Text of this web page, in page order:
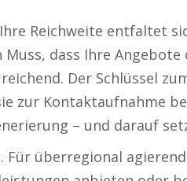
Reichweite entfaltet
dass Ihre Angebote
Der Schlüssel
zur Kontaktaufnahme
– und darauf
überregional